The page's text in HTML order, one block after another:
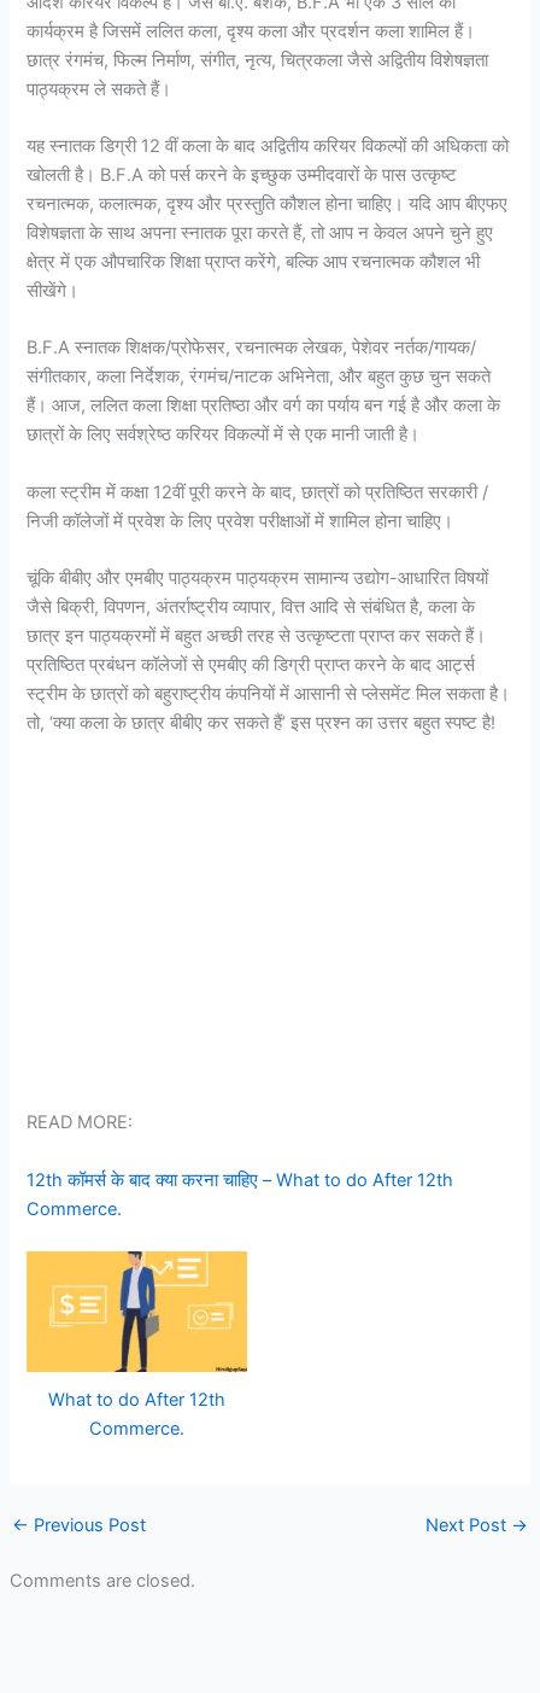
कार्यक्रम है जिसमें ललित कला, दृश्य कला और प्रदर्शन कला शामिल हैं।
छात्र रंगमंच, फिल्म निर्माण, संगीत, नृत्य, चित्रकला जैसे अद्वितीय विशेषज्ञता
पाठ्यक्रम ले सकते हैं।
यह स्नातक डिग्री 12 वीं कला के बाद अद्वितीय करियर विकल्पों की अधिकता को
खोलती है। B.F.A को पर्स करने के इच्छुक उम्मीदवारों के पास उत्कृष्ट
रचनात्मक, कलात्मक, दृश्य और प्रस्तुति कौशल होना चाहिए। यदि आप बीएफए
विशेषज्ञता के साथ अपना स्नातक पूरा करते हैं, तो आप न केवल अपने चुने हुए
क्षेत्र में एक औपचारिक शिक्षा प्राप्त करेंगे, बल्कि आप रचनात्मक कौशल भी
सीखेंगे।
B.F.A स्नातक शिक्षक/प्रोफेसर, रचनात्मक लेखक, पेशेवर नर्तक/गायक/
संगीतकार, कला निर्देशक, रंगमंच/नाटक अभिनेता, और बहुत कुछ चुन सकते
हैं। आज, ललित कला शिक्षा प्रतिष्ठा और वर्ग का पर्याय बन गई है और कला के
छात्रों के लिए सर्वश्रेष्ठ करियर विकल्पों में से एक मानी जाती है।
कला स्ट्रीम में कक्षा 12वीं पूरी करने के बाद, छात्रों को प्रतिष्ठित सरकारी /
निजी कॉलेजों में प्रवेश के लिए प्रवेश परीक्षाओं में शामिल होना चाहिए।
चूंकि बीबीए और एमबीए पाठ्यक्रम पाठ्यक्रम सामान्य उद्योग-आधारित विषयों
जैसे बिक्री, विपणन, अंतर्राष्ट्रीय व्यापार, वित्त आदि से संबंधित है, कला के
छात्र इन पाठ्यक्रमों में बहुत अच्छी तरह से उत्कृष्टता प्राप्त कर सकते हैं।
प्रतिष्ठित प्रबंधन कॉलेजों से एमबीए की डिग्री प्राप्त करने के बाद आर्ट्स
स्ट्रीम के छात्रों को बहुराष्ट्रीय कंपनियों में आसानी से प्लेसमेंट मिल सकता है।
तो, ‘क्या कला के छात्र बीबीए कर सकते हैं’ इस प्रश्न का उत्तर बहुत स्पष्ट है!
READ MORE:
12th कॉमर्स के बाद क्या करना चाहिए – What to do After 12th
Commerce.
What to do After 12th
Commerce.
← Previous Post Next Post →
Comments are closed.